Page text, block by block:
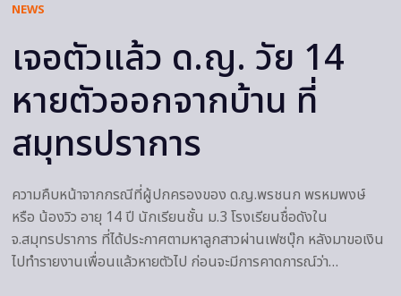
NEWS
เจอตัวแล้ว ด.ญ. วัย 14
หายตัวออกจากบ้าน ที่
สมุทรปราการ
ความคืบหน้าจากกรณีที่ผู้ปกครองของ ด.ญ.พรชนก พรหมพงษ์
หรือ น้องวิว อายุ 14 ปี นักเรียนชั้น ม.3 โรงเรียนชื่อดังใน
จ.สมุทรปราการ ที่ได้ประกาศตามหาลูกสาวผ่านเฟซบุ๊ก หลังมาขอเงิน
ไปทำรายงานเพื่อนแล้วหายตัวไป ก่อนจะมีการคาดการณ์ว่า…